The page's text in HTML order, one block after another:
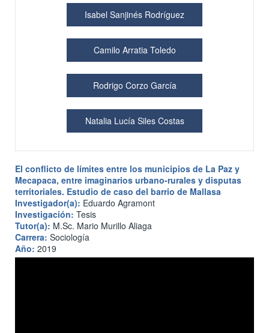
Isabel Sanjinés Rodríguez
Camilo Arratia Toledo
Rodrigo Corzo García
Natalia Lucía Siles Costas
El conflicto de límites entre los municipios de La Paz y
Mecapaca, entre imaginarios urbano-rurales y disputas
territoriales. Estudio de caso del barrio de Mallasa
Investigador(a): Eduardo Agramont
Investigación: Tesis
Tutor(a): M.Sc. Mario Murillo Aliaga
Carrera: Sociología
Año: 2019